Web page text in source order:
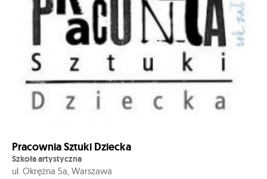
Pracownia Sztuki Dziecka
Szkoła artystyczna
ul. Okrężna 5a, Warszawa